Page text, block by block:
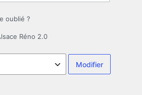
oublié ?
Réno 2.0